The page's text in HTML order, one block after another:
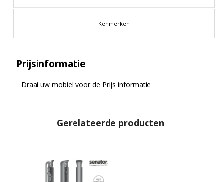
Kenmerken
Prijsinformatie
Draai uw mobiel voor de Prijs informatie
Gerelateerde producten